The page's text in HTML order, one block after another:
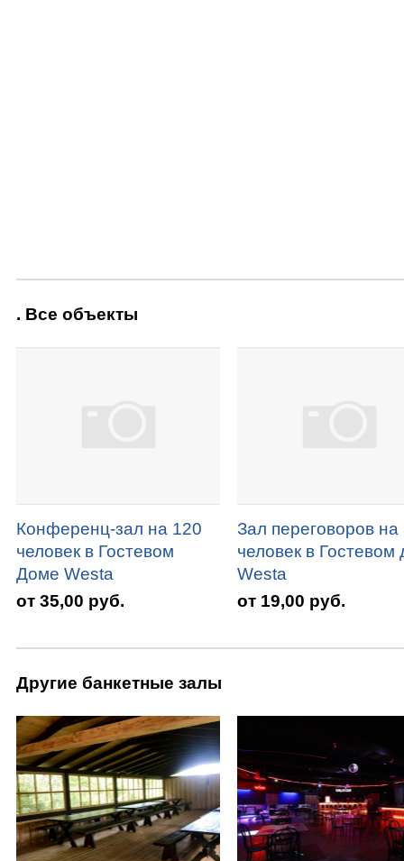
. Все объекты
Конференц-зал на 120
человек в Гостевом
Доме Westa
от 35,00 руб.
Зал переговоров на
человек в Гостевом
Westa
от 19,00 руб.
Другие банкетные залы